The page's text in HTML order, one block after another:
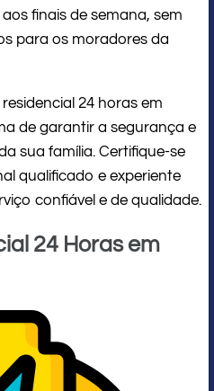
finais de semana, sem
para os moradores da
24 horas em
de garantir a segurança e
sua família. Certifique-se
qualificado e experiente
confiável e de qualidade.
24 Horas em